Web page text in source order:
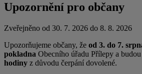
Upozornění pro občany
Zveřejněno od 30. 7. 2026 do 8. 8. 2026
Upozorňujeme občany, že od 3. do 7.
pokladna Obecního úřadu Přílepy a budou
hodiny z důvodu čerpání dovolené.